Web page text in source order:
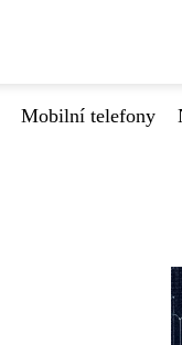
Mobilní telefony